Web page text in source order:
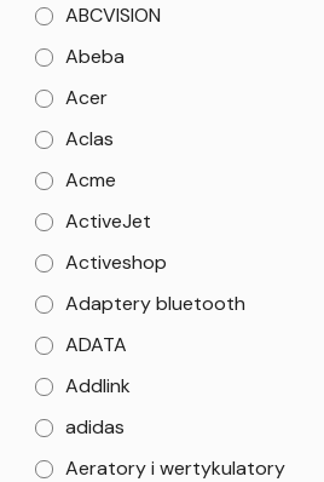
ABCVISION
Abeba
Acer
Aclas
Acme
ActiveJet
Activeshop
Adaptery bluetooth
ADATA
Addlink
adidas
Aeratory i wertykulatory